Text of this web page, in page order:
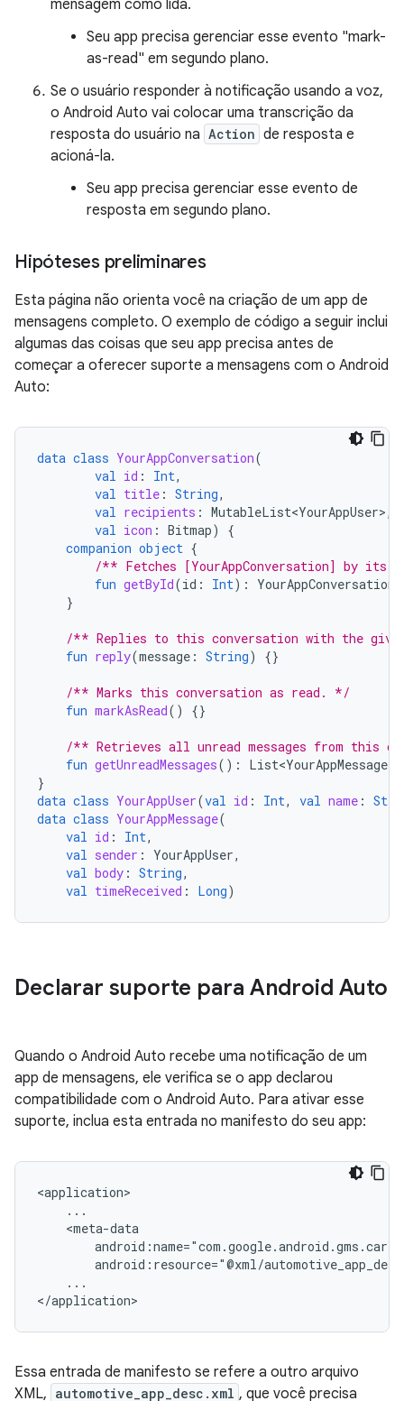
mensagem como lida.
Seu app precisa gerenciar esse evento "mark-
as-read" em segundo plano.
Se o usuário responder à notificação usando a voz,
o Android Auto vai colocar uma transcrição da
resposta do usuário na Action de resposta e
acioná-la.
Seu app precisa gerenciar esse evento de
resposta em segundo plano.
Hipóteses preliminares
Esta página não orienta você na criação de um app de
mensagens completo. O exemplo de código a seguir inclui
algumas das coisas que seu app precisa antes de
começar a oferecer suporte a mensagens com o Android
Auto:
data class YourAppConversation(
val id : Int,
val title : String,
val recipients : MutableList<YourAppUser>,
val icon : Bitmap)
{
companion object {
/** Fetches [YourAppConversation] by
fun getById(id : Int): YourAppConversation
}
/** Replies to this conversation with the
fun reply(message : String) {}
/** Marks this conversation as read. */
fun markAsRead() {}
/** Retrieves all unread messages from this
fun getUnreadMessages(): List<YourAppMessage>
}
data class YourAppUser(val id : Int, val name :
data class YourAppMessage(
val id : Int,
val sender : YourAppUser,
val body : String,
val timeReceived : Long)
Declarar suporte para Android Auto
Quando o Android Auto recebe uma notificação de um
app de mensagens, ele verifica se o app declarou
compatibilidade com o Android Auto. Para ativar esse
suporte, inclua esta entrada no manifesto do seu app:
...
Essa entrada de manifesto se refere a outro arquivo
XML, automotive_app_desc.xml , que você precisa